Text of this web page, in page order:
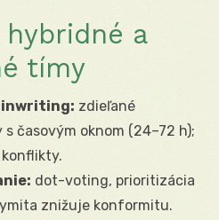
a
tímy
zdieľané
časovým oknom (24–72 h);
dot-voting, prioritizácia
znižuje konformitu.